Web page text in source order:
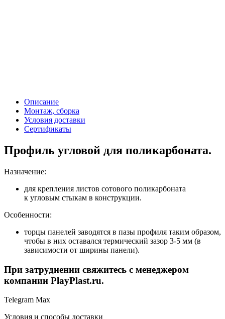
Описание
Монтаж, сборка
Условия доставки
Сертификаты
Профиль угловой для поликарбоната.
Назначение:
для крепления листов сотового поликарбоната
к угловым стыкам в конструкции.
Особенности:
торцы панелей заводятся в пазы профиля таким образом,
чтобы в них оставался термический зазор 3-5 мм (в
зависимости от ширины панели).
При затруднении свяжитесь с менеджером
компании PlayPlast.ru.
Telegram Max
Условия и способы доставки